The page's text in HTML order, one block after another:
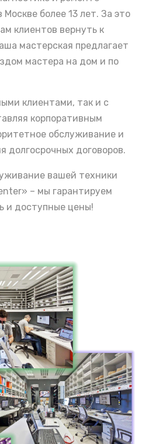
Москве более 13 лет. За это
клиентов вернуть к
мастерская предлагает
мастера на дом и по
клиентами, так и с
корпоративным
обслуживание и
долгосрочных договоров.
вашей техники
– мы гарантируем
и доступные цены!